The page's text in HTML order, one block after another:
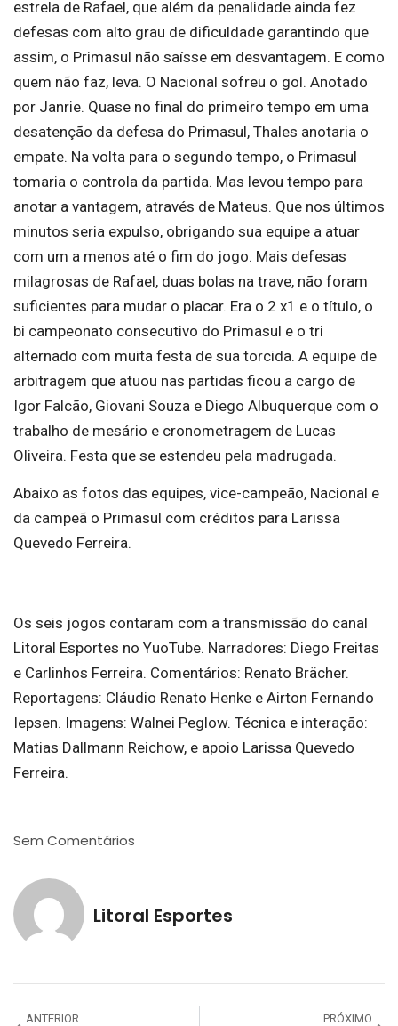
estrela de Rafael, que além da penalidade ainda fez
defesas com alto grau de dificuldade garantindo que
assim, o Primasul não saísse em desvantagem. E como
quem não faz, leva. O Nacional sofreu o gol. Anotado
por Janrie. Quase no final do primeiro tempo em uma
desatenção da defesa do Primasul, Thales anotaria o
empate. Na volta para o segundo tempo, o Primasul
tomaria o controla da partida. Mas levou tempo para
anotar a vantagem, através de Mateus. Que nos últimos
minutos seria expulso, obrigando sua equipe a atuar
com um a menos até o fim do jogo. Mais defesas
milagrosas de Rafael, duas bolas na trave, não foram
suficientes para mudar o placar. Era o 2 x1 e o título, o
bi campeonato consecutivo do Primasul e o tri
alternado com muita festa de sua torcida. A equipe de
arbitragem que atuou nas partidas ficou a cargo de
Igor Falcão, Giovani Souza e Diego Albuquerque com o
trabalho de mesário e cronometragem de Lucas
Oliveira. Festa que se estendeu pela madrugada.
Abaixo as fotos das equipes, vice-campeão, Nacional e
da campeã o Primasul com créditos para Larissa
Quevedo Ferreira.
Os seis jogos contaram com a transmissão do canal
Litoral Esportes no YuoTube. Narradores: Diego Freitas
e Carlinhos Ferreira. Comentários: Renato Brächer.
Reportagens: Cláudio Renato Henke e Airton Fernando
Iepsen. Imagens: Walnei Peglow. Técnica e interação:
Matias Dallmann Reichow, e apoio Larissa Quevedo
Ferreira.
Sem Comentários
Litoral Esportes
ANTERIOR PRÓXIMO